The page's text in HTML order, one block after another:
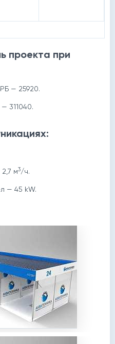
проекта при
— 25920.
311040.
м3/ч.
— 45 kW.